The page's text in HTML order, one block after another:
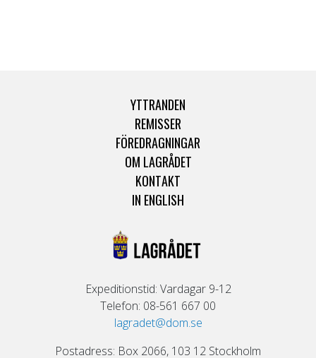
YTTRANDEN
REMISSER
FÖREDRAGNINGAR
OM LAGRÅDET
KONTAKT
IN ENGLISH
Expeditionstid: Vardagar 9-12
Telefon: 08-561 667 00
lagradet@dom.se
Postadress: Box 2066, 103 12 Stockholm